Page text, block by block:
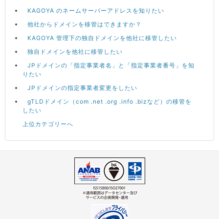
KAGOYA のネームサーバーアドレスを知りたい
他社からドメインを移管はできますか？
KAGOYA 管理下の独自ドメインを他社に移管したい
独自ドメインを他社に移管したい
JPドメインの「指定事業者名」と「指定事業者番号」を知
りたい
JPドメインの指定事業者変更をしたい
gTLDドメイン（com .net .org .info .bizなど）の移管を
したい
上位カテゴリーへ